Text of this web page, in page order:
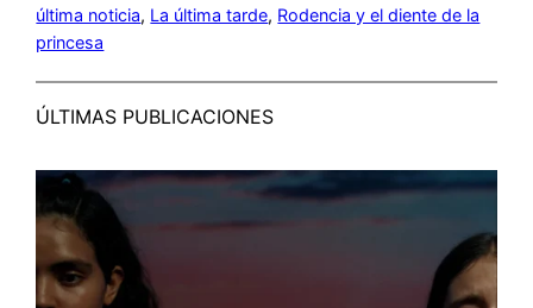
última noticia, La última tarde, Rodencia y el diente de la
princesa
ÚLTIMAS PUBLICACIONES